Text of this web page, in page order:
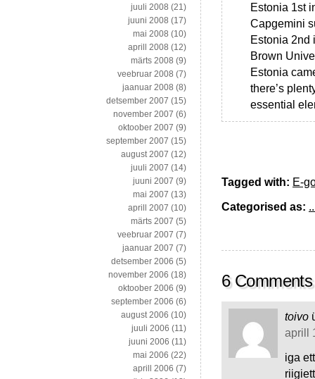
Estonia 1st
Capgemini
Estonia 2nd
Brown
Estonia
there’s
essential
Tagged with: E-
Categorised as:
6 Comments
toivo
aprill
iga
juuli 2008 (21)
juuni 2008 (17)
mai 2008 (10)
aprill 2008 (12)
märts 2008 (9)
veebruar 2008 (7)
jaanuar 2008 (8)
detsember 2007 (15)
november 2007 (6)
oktoober 2007 (9)
september 2007 (15)
august 2007 (12)
juuli 2007 (14)
juuni 2007 (9)
mai 2007 (13)
aprill 2007 (10)
märts 2007 (5)
veebruar 2007 (7)
jaanuar 2007 (7)
detsember 2006 (5)
november 2006 (18)
oktoober 2006 (9)
september 2006 (6)
august 2006 (10)
juuli 2006 (11)
juuni 2006 (11)
mai 2006 (22)
aprill 2006 (7)